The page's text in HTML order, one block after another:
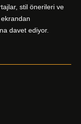
stil önerileri ve
davet ediyor.